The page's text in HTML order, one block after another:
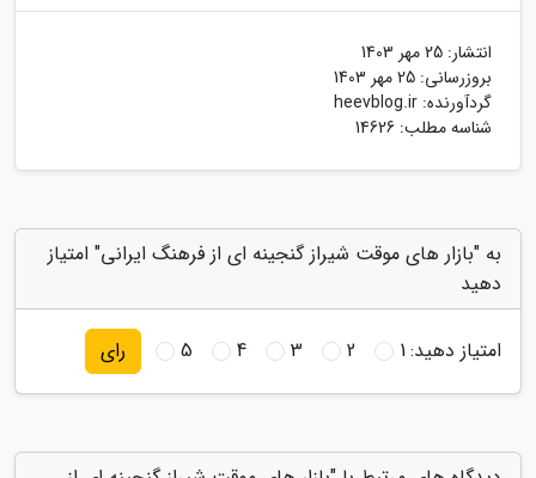
انتشار: 25 مهر 1403
بروزرسانی: 25 مهر 1403
گردآورنده: heevblog.ir
شناسه مطلب: 14626
به "بازار های موقت شیراز گنجینه ای از فرهنگ ایرانی" امتیاز
دهید
امتیاز دهید:1
2
3
4
5 رای